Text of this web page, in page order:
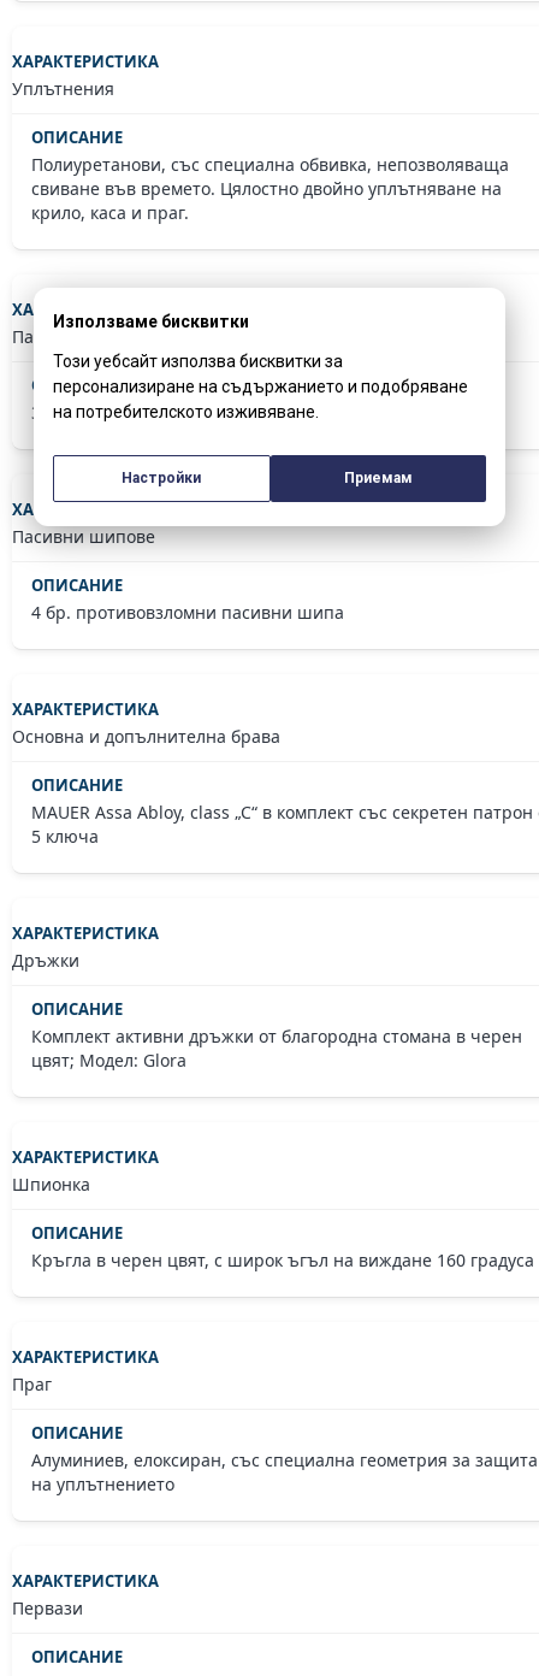
Уплътнения
Полиуретанови, със специална обвивка, непозволяваща
свиване във времето. Цялостно двойно уплътняване на
крило, каса и праг.
Панти
3 бр. регулируеми панти с капачки – италиански дизайн
Пасивни шипове
4 бр. противовзломни пасивни шипа
Основна и допълнителна брава
MAUER Assa Abloy, class „C“ в комплект със секретен патрон
5 ключа
Дръжки
Комплект активни дръжки от благородна стомана в черен
цвят; Модел: Glora
Шпионка
Кръгла в черен цвят, с широк ъгъл на виждане 160 градуса
Праг
Алуминиев, елоксиран, със специална геометрия за защита
на уплътнението
Первази
Използваме бисквитки
Този уебсайт използва бисквитки за
персонализиране на съдържанието и подобряване
на потребителското изживяване.
Настройки Приемам